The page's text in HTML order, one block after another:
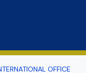
OFFICE